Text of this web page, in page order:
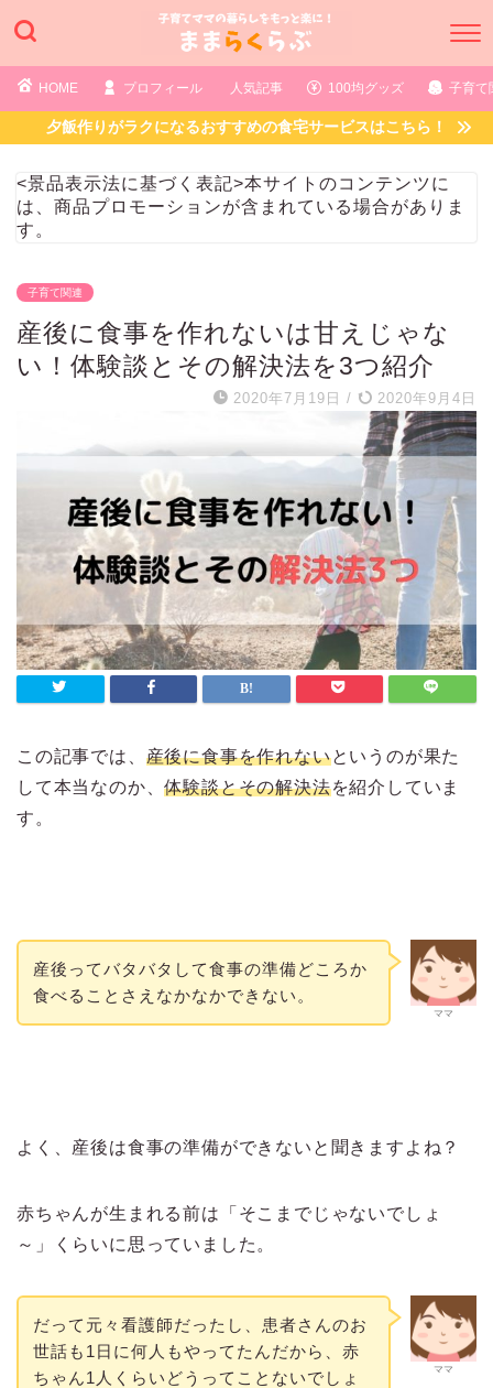
HOME プロフィール 人気記事 100均グッズ 子育て
夕飯作りがラクになるおすすめの食宅サービスはこちら！
<景品表示法に基づく表記>本サイトのコンテンツに
は、商品プロモーションが含まれている場合がありま
す。
子育て関連
産後に食事を作れないは甘えじゃな
い！体験談とその解決法を3つ紹介
2020年7月19日 / 2020年9月4日
この記事では、 産後に食事を作れないというのが果た
して本当なのか、体験談とその解決法を紹介していま
す。
ママ
産後ってバタバタして食事の準備どころか
食べることさえなかなかできない。
よく、産後は食事の準備ができないと聞きますよね？
赤ちゃんが生まれる前は「そこまでじゃないでしょ
～」くらいに思っていました。
ママ
だって元々看護師だったし、患者さんのお
世話も1日に何人もやってたんだから、赤
ちゃん1人くらいどうってことないでしょ